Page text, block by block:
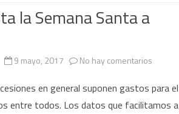
la Semana Santa a
9 mayo, 2017 No hay comentarios
le
en general suponen gastos para el
entre todos. Los datos que facilitamos a